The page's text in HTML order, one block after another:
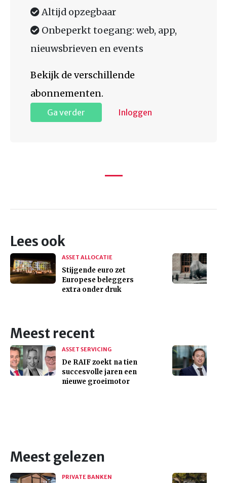
Altijd opzegbaar
Onbeperkt toegang: web, app,
nieuwsbrieven en events
Bekijk de verschillende
abonnementen.
Ga verder Inloggen
Lees ook
ASSET ALLOCATIE
Stijgende euro zet
Europese beleggers
extra onder druk
Meest recent
ASSET SERVICING
De RAIF zoekt na tien
succesvolle jaren een
nieuwe groeimotor
Meest gelezen
PRIVATE BANKEN